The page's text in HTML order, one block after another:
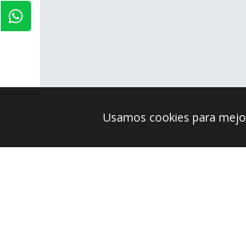
Usamos cookies para